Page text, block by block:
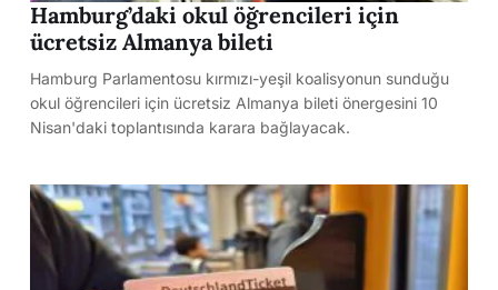
Hamburg’daki okul öğrencileri için
ücretsiz Almanya bileti
Hamburg Parlamentosu kırmızı-yeşil koalisyonun sunduğu
okul öğrencileri için ücretsiz Almanya bileti önergesini 10
Nisan'daki toplantısında karara bağlayacak.